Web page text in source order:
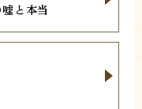
と本当